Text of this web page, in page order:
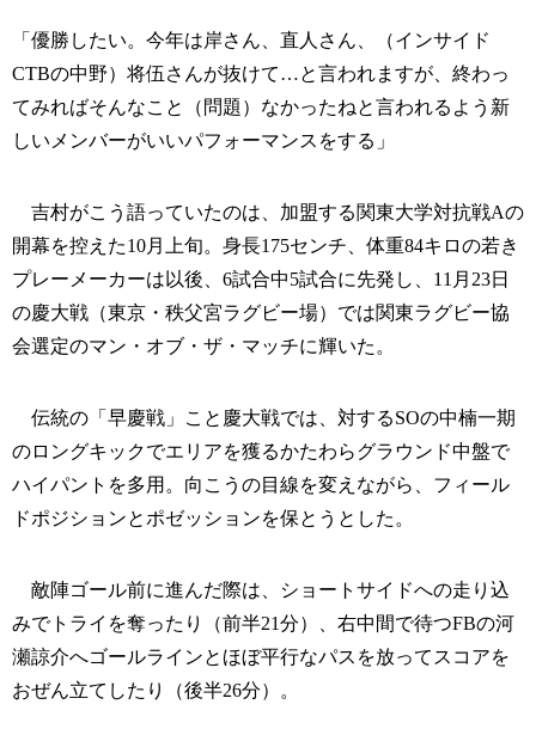
「優勝したい。今年は岸さん、直人さん、（インサイド
CTBの中野）将伍さんが抜けて…と言われますが、終わっ
てみればそんなこと（問題）なかったねと言われるよう新
しいメンバーがいいパフォーマンスをする」
吉村がこう語っていたのは、加盟する関東大学対抗戦Aの
開幕を控えた10月上旬。身長175センチ、体重84キロの若き
プレーメーカーは以後、6試合中5試合に先発し、11月23日
の慶大戦（東京・秩父宮ラグビー場）では関東ラグビー協
会選定のマン・オブ・ザ・マッチに輝いた。
伝統の「早慶戦」こと慶大戦では、対するSOの中楠一期
のロングキックでエリアを獲るかたわらグラウンド中盤で
ハイパントを多用。向こうの目線を変えながら、フィール
ドポジションとポゼッションを保とうとした。
敵陣ゴール前に進んだ際は、ショートサイドへの走り込
みでトライを奪ったり（前半21分）、右中間で待つFBの河
瀬諒介へゴールラインとほぼ平行なパスを放ってスコアを
おぜん立てしたり（後半26分）。